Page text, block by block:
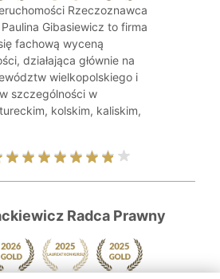
Rzeczoznawca
Gibasiewicz to firma
fachową wyceną
działająca głównie na
wielkopolskiego i
szczególności w
kolskim, kaliskim,
Radca Prawny